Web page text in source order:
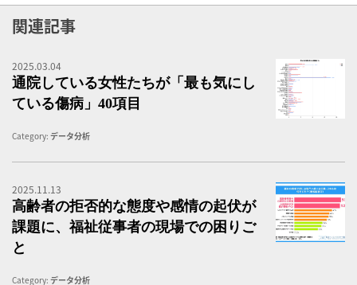
関連記事
2025.03.04
通院している女性たちが「最も気にし
ている傷病」40項目
Category: データ分析
2025.11.13
高齢者の拒否的な態度や感情の起伏が
課題に、福祉従事者の現場での困りご
と
Category: データ分析